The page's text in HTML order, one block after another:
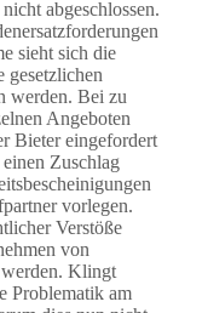
abgeschlossen.
sieht sich die
gesetzlichen
werden. Bei zu
Angeboten
Bieter eingefordert
Zuschlag
vorlegen.
Verstöße
von
werden. Klingt
Problematik am